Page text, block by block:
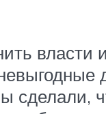
власти
сделали,